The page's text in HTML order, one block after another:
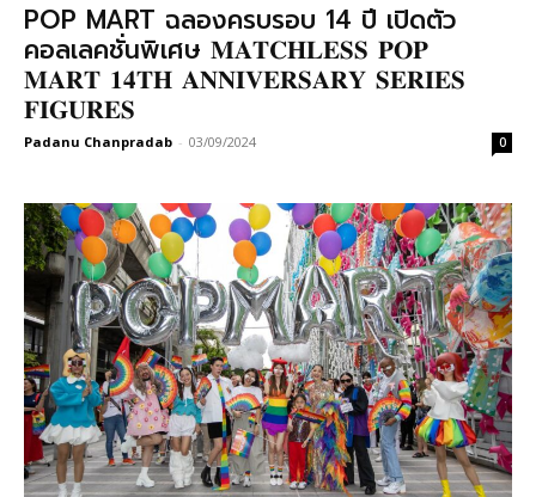
POP MART ฉลองครบรอบ 14 ปี เปิดตัว
คอลเลคชั่นพิเศษ 𝐌𝐀𝐓𝐂𝐇𝐋𝐄𝐒𝐒 𝐏𝐎𝐏
𝐌𝐀𝐑𝐓 𝟏𝟒𝐓𝐇 𝐀𝐍𝐍𝐈𝐕𝐄𝐑𝐒𝐀𝐑𝐘 𝐒𝐄𝐑𝐈𝐄𝐒
𝐅𝐈𝐆𝐔𝐑𝐄𝐒
Padanu Chanpradab - 03/09/2024 0